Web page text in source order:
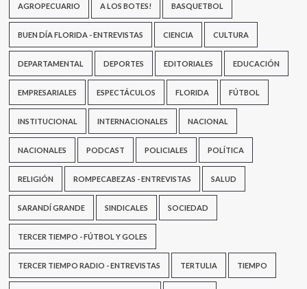
Martín
Lema
AGROPECUARIO A LOS BOTES! BASQUETBOL
BUEN DÍA FLORIDA - ENTREVISTAS CIENCIA CULTURA
DEPARTAMENTAL DEPORTES EDITORIALES EDUCACIÓN
EMPRESARIALES ESPECTÁCULOS FLORIDA FÚTBOL
INSTITUCIONAL INTERNACIONALES NACIONAL
NACIONALES PODCAST POLICIALES POLÍTICA
RELIGIÓN ROMPECABEZAS - ENTREVISTAS SALUD
SARANDÍ GRANDE SINDICALES SOCIEDAD
TERCER TIEMPO - FÚTBOL Y GOLES
TERCER TIEMPO RADIO - ENTREVISTAS TERTULIA TIEMPO